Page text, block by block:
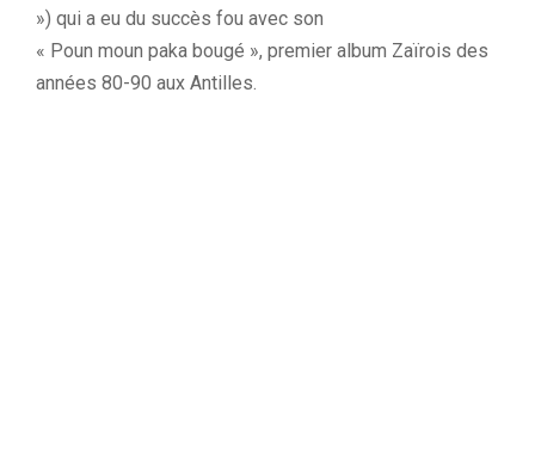
») qui a eu du succès fou avec son
« Poun moun paka bougé », premier album Zaïrois des
années 80-90 aux Antilles.